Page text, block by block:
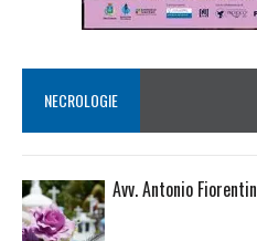
NECROLOGIE
Avv. Antonio Fiorentin